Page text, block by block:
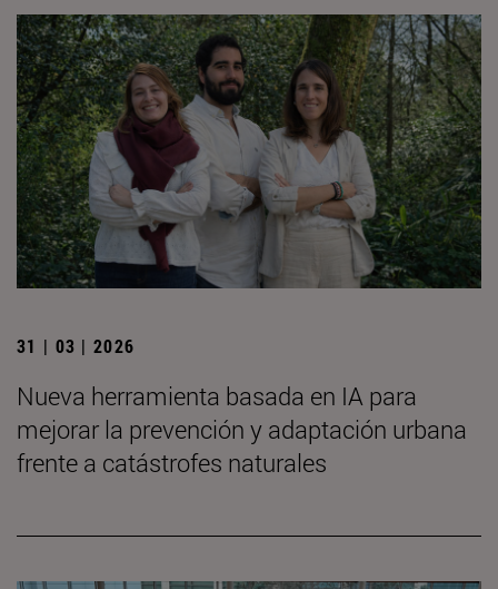
31 | 03 | 2026
Nueva herramienta basada en IA para
mejorar la prevención y adaptación urbana
frente a catástrofes naturales